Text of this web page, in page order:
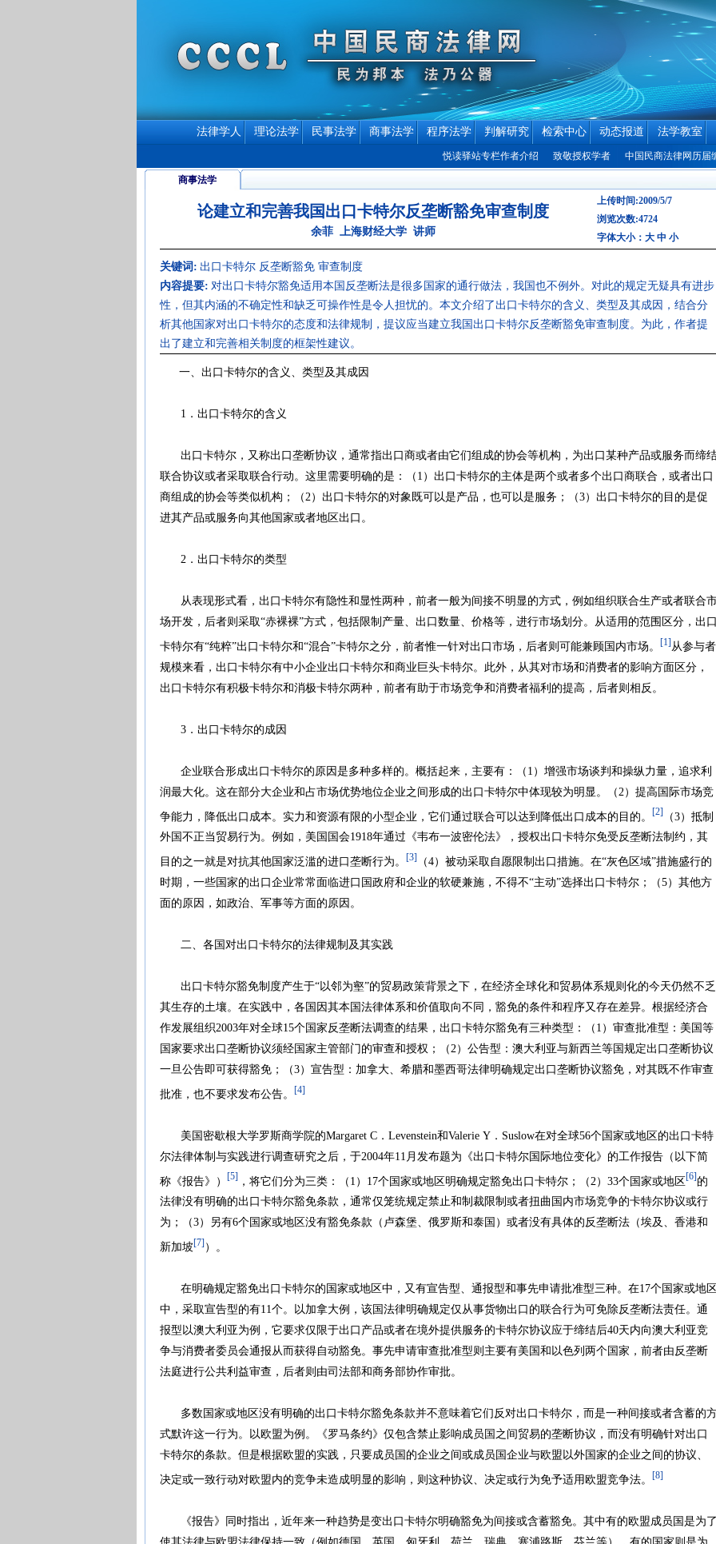
法律学人 理论法学 民事法学 商事法学 程序法学 判解研究 检索中心 动态报道 法学教室
悦读驿站专栏作者介绍 致敬授权学者 中国民商法律网历届编辑联
商事法学
论建立和完善我国出口卡特尔反垄断豁免审查制度
余菲 上海财经大学 讲师
上传时间:2009/5/7
浏览次数:4724
字体大小： 大 中 小
关键词: 出口卡特尔 反垄断豁免 审查制度
内容提要: 对出口卡特尔豁免适用本国反垄断法是很多国家的通行做法，我国也不例外。对此的规定无疑具有进步
性，但其内涵的不确定性和缺乏可操作性是令人担忧的。本文介绍了出口卡特尔的含义、类型及其成因，结合分
析其他国家对出口卡特尔的态度和法律规制，提议应当建立我国出口卡特尔反垄断豁免审查制度。为此，作者提
出了建立和完善相关制度的框架性建议。
一、出口卡特尔的含义、类型及其成因
1．出口卡特尔的含义
出口卡特尔，又称出口垄断协议，通常指出口商或者由它们组成的协会等机构，为出口某种产品或服务而缔
联合协议或者采取联合行动。这里需要明确的是：（1）出口卡特尔的主体是两个或者多个出口商联合，或者出口
商组成的协会等类似机构；（2）出口卡特尔的对象既可以是产品，也可以是服务；（3）出口卡特尔的目的是促
进其产品或服务向其他国家或者地区出口。
2．出口卡特尔的类型
从表现形式看，出口卡特尔有隐性和显性两种，前者一般为间接不明显的方式，例如组织联合生产或者联合
场开发，后者则采取“赤裸裸”方式，包括限制产量、出口数量、价格等，进行市场划分。从适用的范围区分，出
卡特尔有“纯粹”出口卡特尔和“混合”卡特尔之分，前者惟一针对出口市场，后者则可能兼顾国内市场。 [1]从参与者
规模来看，出口卡特尔有中小企业出口卡特尔和商业巨头卡特尔。此外，从其对市场和消费者的影响方面区分，
出口卡特尔有积极卡特尔和消极卡特尔两种，前者有助于市场竞争和消费者福利的提高，后者则相反。
3．出口卡特尔的成因
企业联合形成出口卡特尔的原因是多种多样的。概括起来，主要有：（1）增强市场谈判和操纵力量，追求利
润最大化。这在部分大企业和占市场优势地位企业之间形成的出口卡特尔中体现较为明显。（2）提高国际市场竞
争能力，降低出口成本。实力和资源有限的小型企业，它们通过联合可以达到降低出口成本的目的。 [2] （3）抵制
外国不正当贸易行为。例如，美国国会1918年通过《韦布一波密伦法》，授权出口卡特尔免受反垄断法制约，其
目的之一就是对抗其他国家泛滥的进口垄断行为。 [3] （4）被动采取自愿限制出口措施。在“灰色区域”措施盛行的
时期，一些国家的出口企业常常面临进口国政府和企业的软硬兼施，不得不“主动”选择出口卡特尔；（5）其他方
面的原因，如政治、军事等方面的原因。
二、各国对出口卡特尔的法律规制及其实践
出口卡特尔豁免制度产生于“以邻为壑”的贸易政策背景之下，在经济全球化和贸易体系规则化的今天仍然不乏
其生存的土壤。在实践中，各国因其本国法律体系和价值取向不同，豁免的条件和程序又存在差异。根据经济合
作发展组织2003年对全球15个国家反垄断法调查的结果，出口卡特尔豁免有三种类型：（1）审查批准型：美国等
国家要求出口垄断协议须经国家主管部门的审查和授权；（2）公告型：澳大利亚与新西兰等国规定出口垄断协议
一旦公告即可获得豁免；（3）宣告型：加拿大、希腊和墨西哥法律明确规定出口垄断协议豁免，对其既不作审查
批准，也不要求发布公告。 [4]
美国密歇根大学罗斯商学院的Margaret C．Levenstein和Valerie Y．Suslow在对全球56个国家或地区的出口卡特
尔法律体制与实践进行调查研究之后，于2004年11月发布题为《出口卡特尔国际地位变化》的工作报告（以下简
称《报告》） [5] ，将它们分为三类：（1）17个国家或地区明确规定豁免出口卡特尔；（2）33个国家或地区[6] 的
法律没有明确的出口卡特尔豁免条款，通常仅笼统规定禁止和制裁限制或者扭曲国内市场竞争的卡特尔协议或行
为；（3）另有6个国家或地区没有豁免条款（卢森堡、俄罗斯和泰国）或者没有具体的反垄断法（埃及、香港和
新加坡 [7] ）。
在明确规定豁免出口卡特尔的国家或地区中，又有宣告型、通报型和事先申请批准型三种。在17个国家或地
中，采取宣告型的有11个。以加拿大例，该国法律明确规定仅从事货物出口的联合行为可免除反垄断法责任。通
报型以澳大利亚为例，它要求仅限于出口产品或者在境外提供服务的卡特尔协议应于缔结后40天内向澳大利亚竞
争与消费者委员会通报从而获得自动豁免。事先申请审查批准型则主要有美国和以色列两个国家，前者由反垄断
法庭进行公共利益审查，后者则由司法部和商务部协作审批。
多数国家或地区没有明确的出口卡特尔豁免条款并不意味着它们反对出口卡特尔，而是一种间接或者含蓄的
式默许这一行为。以欧盟为例。《罗马条约》仅包含禁止影响成员国之间贸易的垄断协议，而没有明确针对出口
卡特尔的条款。但是根据欧盟的实践，只要成员国的企业之间或成员国企业与欧盟以外国家的企业之间的协议、
决定或一致行动对欧盟内的竞争未造成明显的影响，则这种协议、决定或行为免予适用欧盟竞争法。 [8]
《报告》同时指出，近年来一种趋势是变出口卡特尔明确豁免为间接或含蓄豁免。其中有的欧盟成员国是为